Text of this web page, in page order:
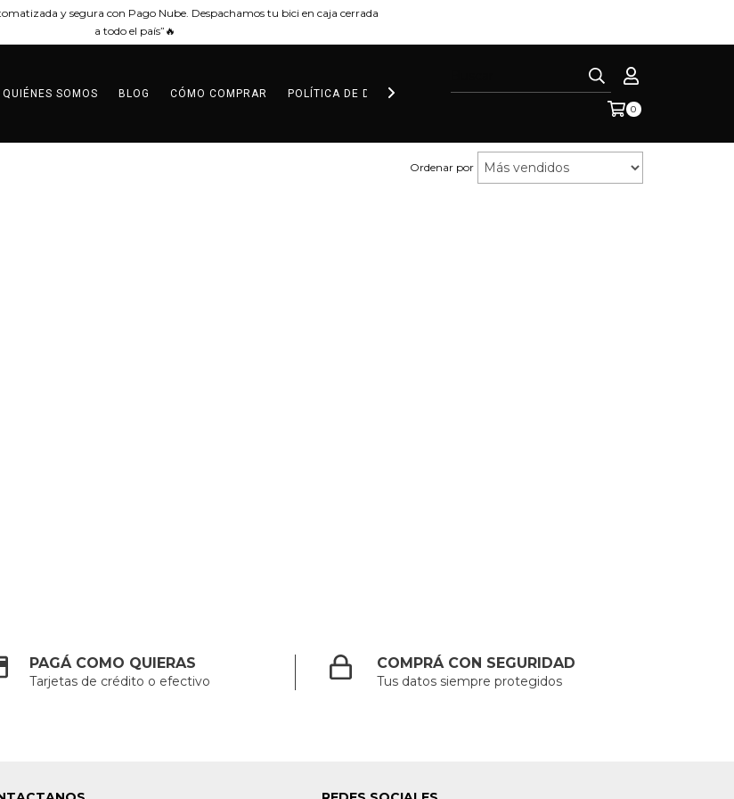
y segura con Pago Nube. Despachamos tu bici en caja cerrada
a todo el país”🔥
QUIÉNES SOMOS BLOG CÓMO COMPRAR POLÍTICA DE DEVOLUCIÓN
0
Ordenar por
PAGÁ COMO QUIERAS
Tarjetas de crédito o efectivo
COMPRÁ CON SEGURIDAD
Tus datos siempre protegidos